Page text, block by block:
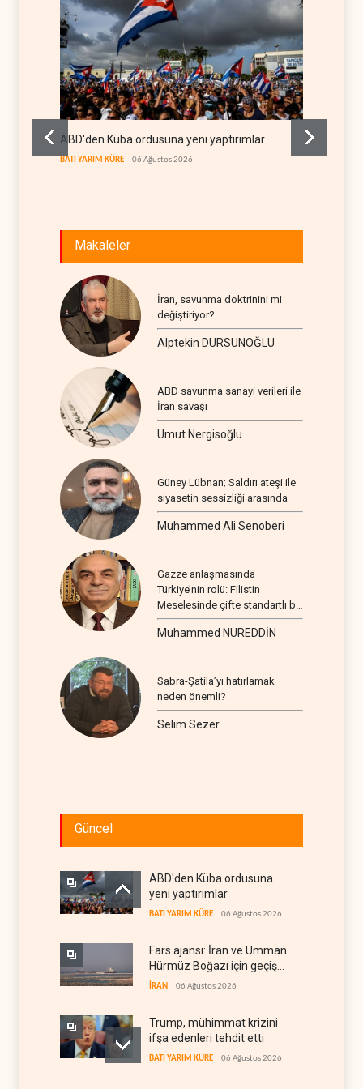
ABD'den Küba ordusuna yeni yaptırımlar
BATI YARIM KÜRE 06 Ağustos 2026
Makaleler
İran, savunma doktrinini mi
değiştiriyor?
Alptekin DURSUNOĞLU
ABD savunma sanayi verileri ile
İran savaşı
Umut Nergisoğlu
Güney Lübnan; Saldırı ateşi ile
siyasetin sessizliği arasında
Muhammed Ali Senoberi
Gazze anlaşmasında
Türkiye’nin rolü: Filistin
Meselesinde çifte standartlı bir
seyir
Muhammed NUREDDİN
Sabra-Şatila’yı hatırlamak
neden önemli?
Selim Sezer
Güncel
ABD'den Küba ordusuna
yeni yaptırımlar
BATI YARIM KÜRE 06 Ağustos 2026
Fars ajansı: İran ve Umman
Hürmüz Boğazı için geçiş
koridorlarında anlaştı
İRAN 06 Ağustos 2026
Trump, mühimmat krizini
ifşa edenleri tehdit etti
BATI YARIM KÜRE 06 Ağustos 2026